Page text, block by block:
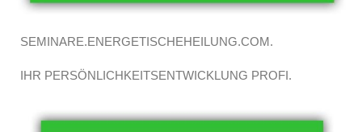
SEMINARE.ENERGETISCHEHEILUNG.COM.
IHR PERSÖNLICHKEITSENTWICKLUNG PROFI.